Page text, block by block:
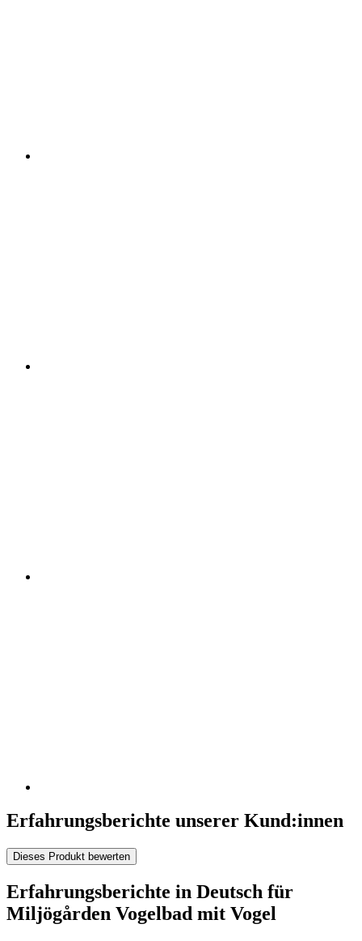
Erfahrungsberichte unserer Kund:innen
Dieses Produkt bewerten
Erfahrungsberichte in Deutsch für
Miljögården Vogelbad mit Vogel